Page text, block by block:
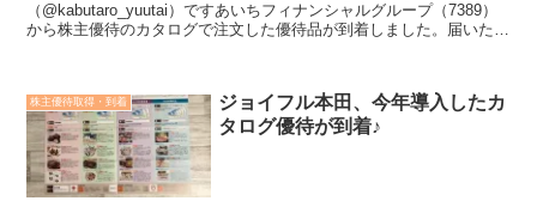
（@kabutaro_yuutai）ですあいちフィナンシャルグループ（7389）
から株主優待のカタログで注文した優待品が到着しました。届いた優
株主優待取得・到着
ジョイフル本田、今年導入したカ
タログ優待が到着♪